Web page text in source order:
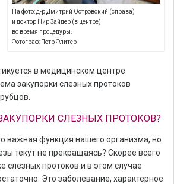
На фото: д-р Дмитрий Островский (справа)
и доктор Нир Зайдер (в центре)
во время процедуры.
Фотограф: Петр Флитер
в медицинском центре
закупорки слезных протоков
СЛЕЗНЫХ ПРОТОКОВ?
важная функция нашего организма, но
текут не прекращаясь? Скорее всего
слезных протоков и в этом случае
Это заболевание, характерное